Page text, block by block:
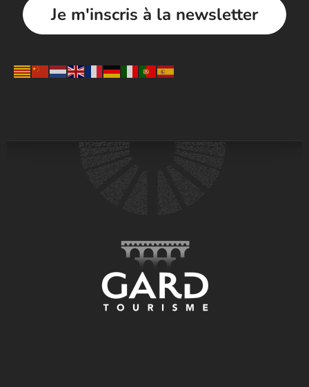
Je m'inscris à la newsletter